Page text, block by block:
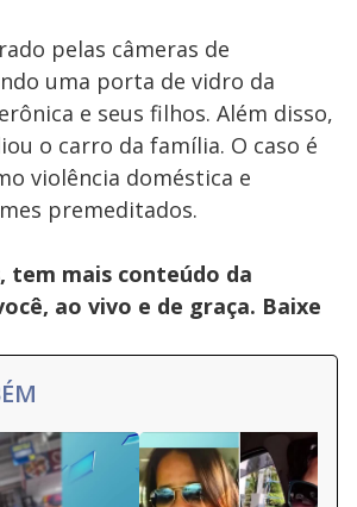
pelas câmeras de
uma porta de vidro da
e seus filhos. Além disso,
o carro da família. O caso é
violência doméstica e
premeditados.
tem mais conteúdo da
ao vivo e de graça. Baixe